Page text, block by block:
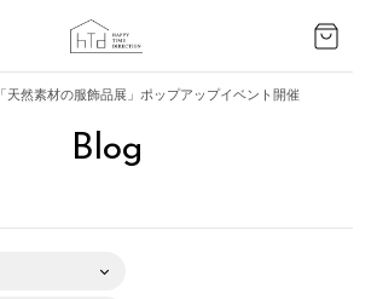
Blog
「天然素材の服飾品展」ポップアップイベント開催